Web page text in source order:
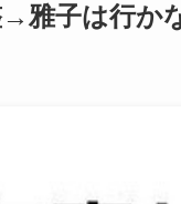
雅子は行か